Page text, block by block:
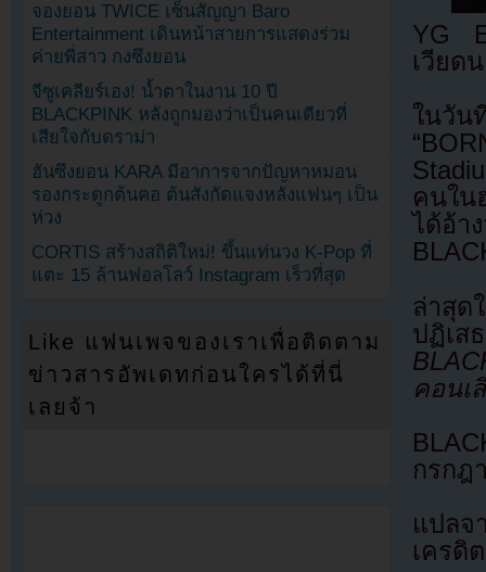
YG
เวียด
ในวัน
คนใน
ได้อ้า
ล่าสุ
ปฏิเส
คอนเ
กรกฎ
แปล
เครดิ
จองยอน TWICE เซ็นสัญญา Baro
Entertainment เดินหน้าสายการแสดงร่วม
ค่ายพี่สาว กงซึงยอน
จีซูเคลียร์เอง! น้ำตาในงาน 10 ปี
BLACKPINK หลังถูกมองว่าเป็นคนเดียวที่
เสียใจกับดราม่า
ฮันซึงยอน KARA มีอาการจากปัญหาหมอน
รองกระดูกต้นคอ ต้นสังกัดแจงหลังแฟนๆ เป็น
ห่วง
CORTIS สร้างสถิติใหม่! ขึ้นแท่นวง K-Pop ที่
แตะ 15 ล้านฟอลโลว์ Instagram เร็วที่สุด
Like แฟนเพจของเราเพื่อติดตาม
ข่าวสารอัพเดทก่อนใครได้ที่นี่
เลยจ้า